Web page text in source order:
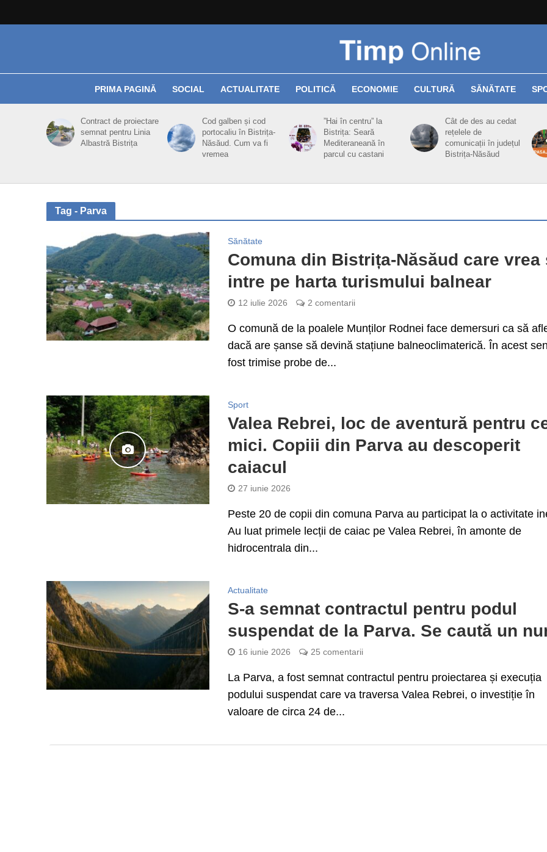
PRIMA PAGINĂ SOCIAL ACTUALITATE POLITICĂ ECONOMIE CULTURĂ SĂNĂTATE
Contract de proiectare
semnat pentru Linia
Albastră Bistrița
Cod galben și cod
portocaliu în Bistrița-
Năsăud. Cum va fi
vremea
”Hai în centru” la
Bistrița: Seară
Mediteraneană în
parcul cu castani
Cât de des au cedat
rețelele de
comunicații în județul
Bistrița-Năsăud
Tag - Parva
Sănătate
Comuna din Bistrița-Năsăud care vrea
intre pe harta turismului balnear
12 iulie 2026 2 comentarii
O comună de la poalele Munților Rodnei face demersuri ca să
dacă are șanse să devină stațiune balneoclimaterică. În acest
fost trimise probe de...
Sport
Valea Rebrei, loc de aventură pentru
mici. Copiii din Parva au descoperit
caiacul
27 iunie 2026
Peste 20 de copii din comuna Parva au participat la o activitate
Au luat primele lecții de caiac pe Valea Rebrei, în amonte de
hidrocentrala din...
Actualitate
S-a semnat contractul pentru podul
suspendat de la Parva. Se caută un
16 iunie 2026 25 comentarii
La Parva, a fost semnat contractul pentru proiectarea și execuția
podului suspendat care va traversa Valea Rebrei, o investiție în
valoare de circa 24 de...